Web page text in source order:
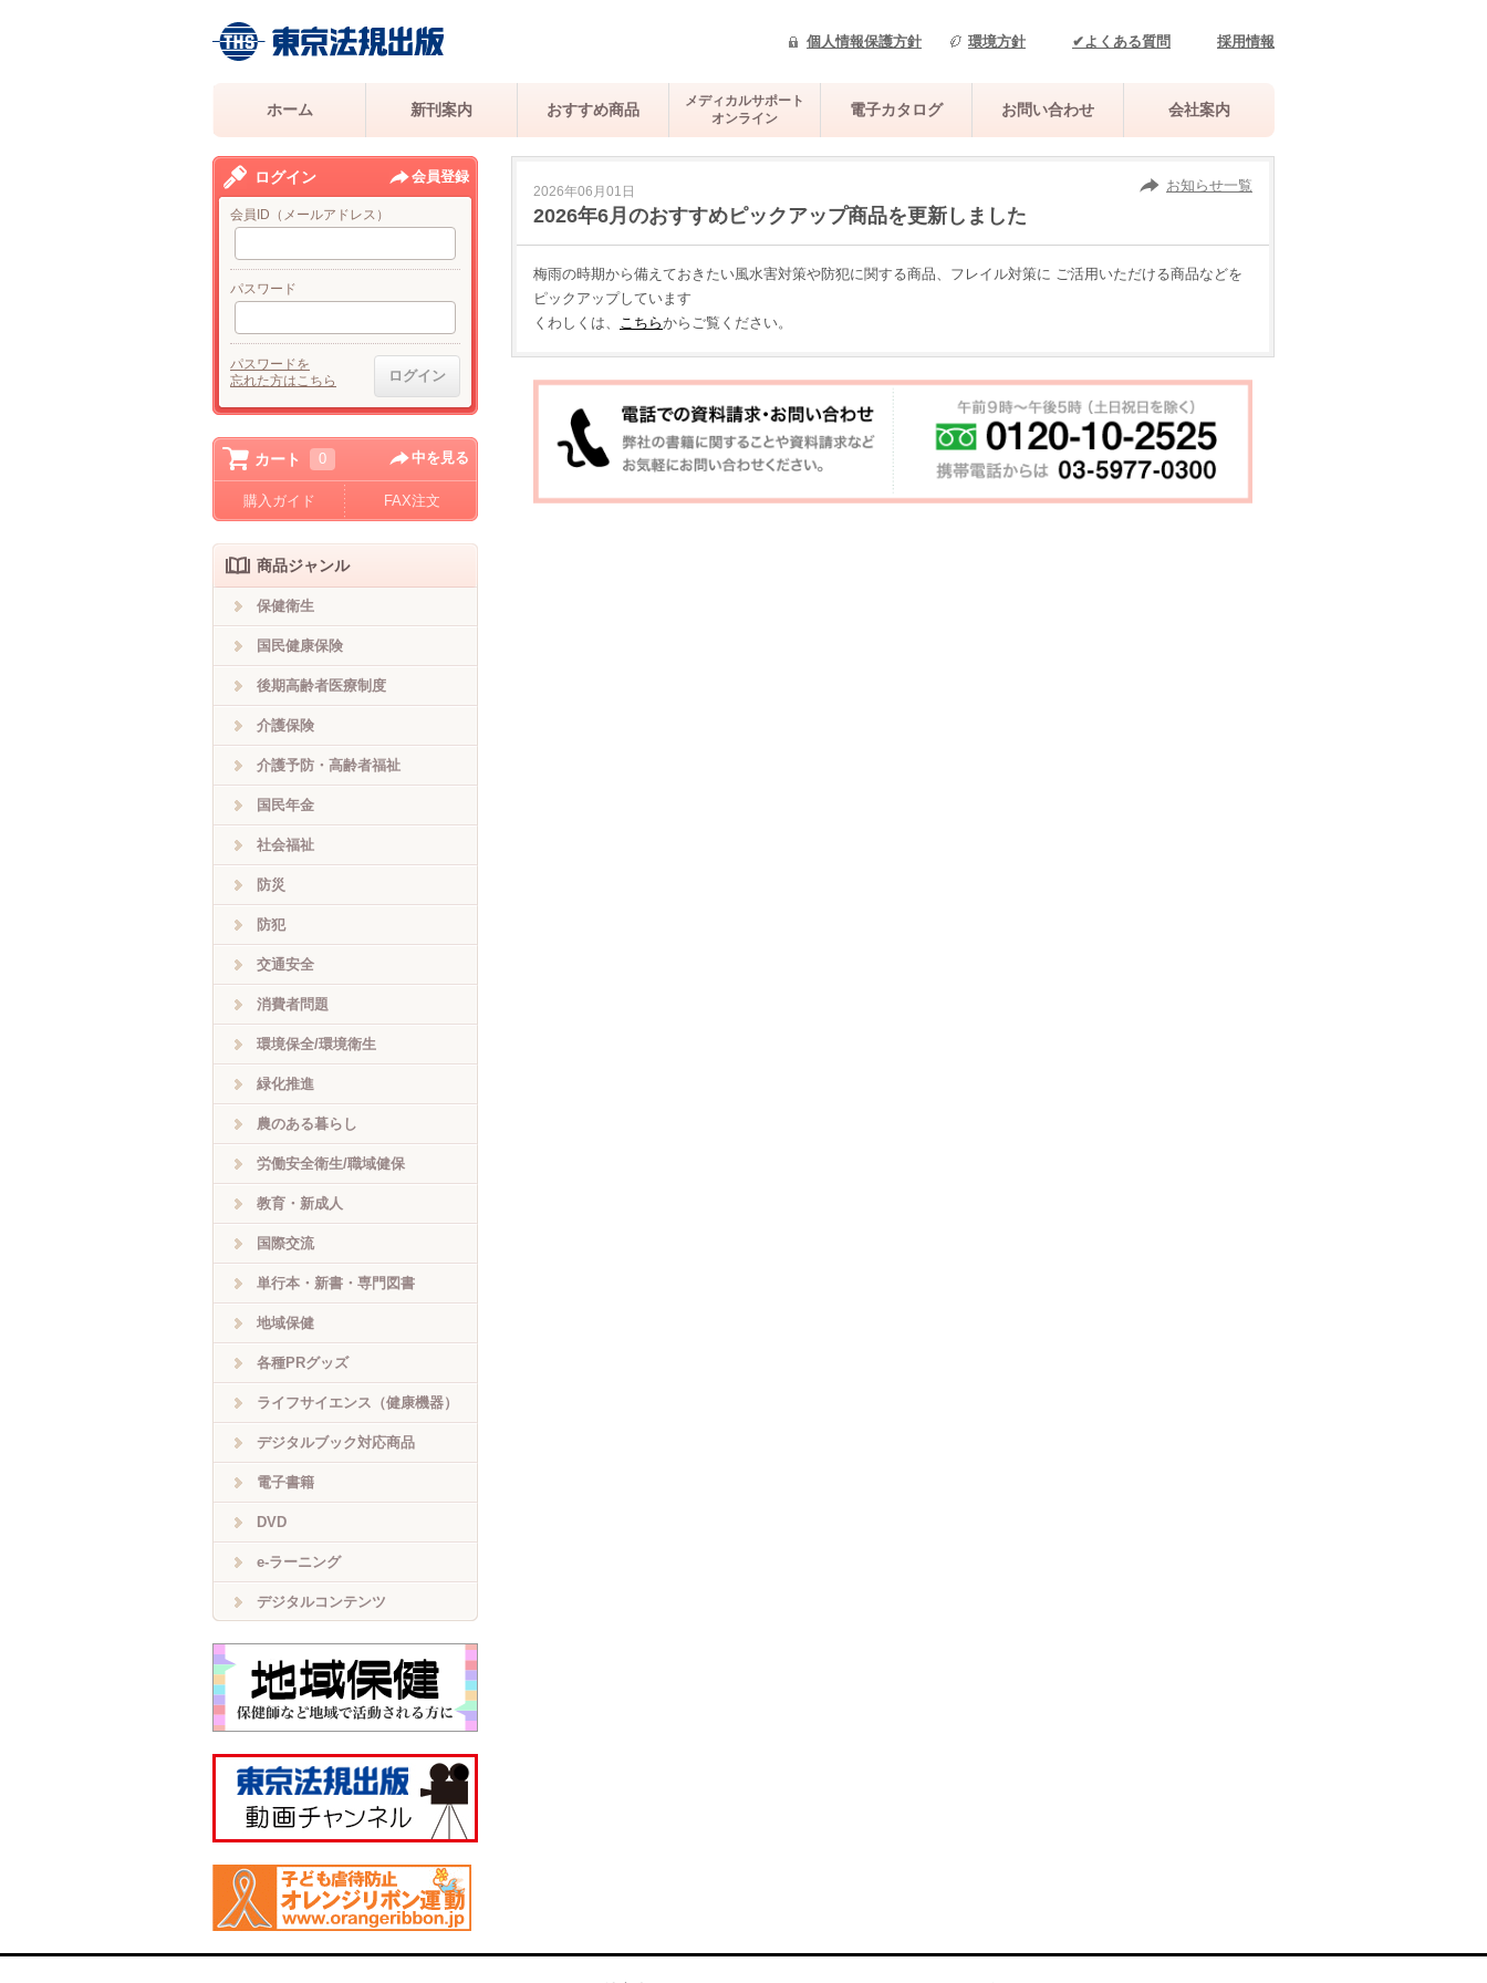
個人情報保護方針 環境方針 ✔よくある質問 採用情報
ホーム 新刊案内 おすすめ商品
メディカルサポート
オンライン
電子カタログ お問い合わせ 会社案内
お知らせ一覧
2026年06月01日
2026年6月のおすすめピックアップ商品を更新しました
梅雨の時期から備えておきたい風水害対策や防犯に関する商品、フレイル対策に ご活用いただける商品などを
ピックアップしています
くわしくは、 こちらからご覧ください。
ログイン 会員登録
会員ID（メールアドレス）
パスワード
パスワードを
忘れた方はこちら
カート 0 中を見る
購入ガイド FAX注文
商品ジャンル
保健衛生
国民健康保険
後期高齢者医療制度
介護保険
介護予防・高齢者福祉
国民年金
社会福祉
防災
防犯
交通安全
消費者問題
環境保全/環境衛生
緑化推進
農のある暮らし
労働安全衛生/職域健保
教育・新成人
国際交流
単行本・新書・専門図書
地域保健
各種PRグッズ
ライフサイエンス（健康機器）
デジタルブック対応商品
電子書籍
DVD
e-ラーニング
デジタルコンテンツ